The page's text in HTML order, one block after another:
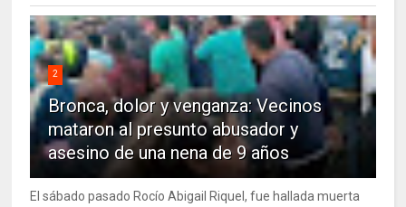
2
Bronca, dolor y venganza: Vecinos
mataron al presunto abusador y
asesino de una nena de 9 años
El sábado pasado Rocío Abigail Riquel, fue hallada muerta